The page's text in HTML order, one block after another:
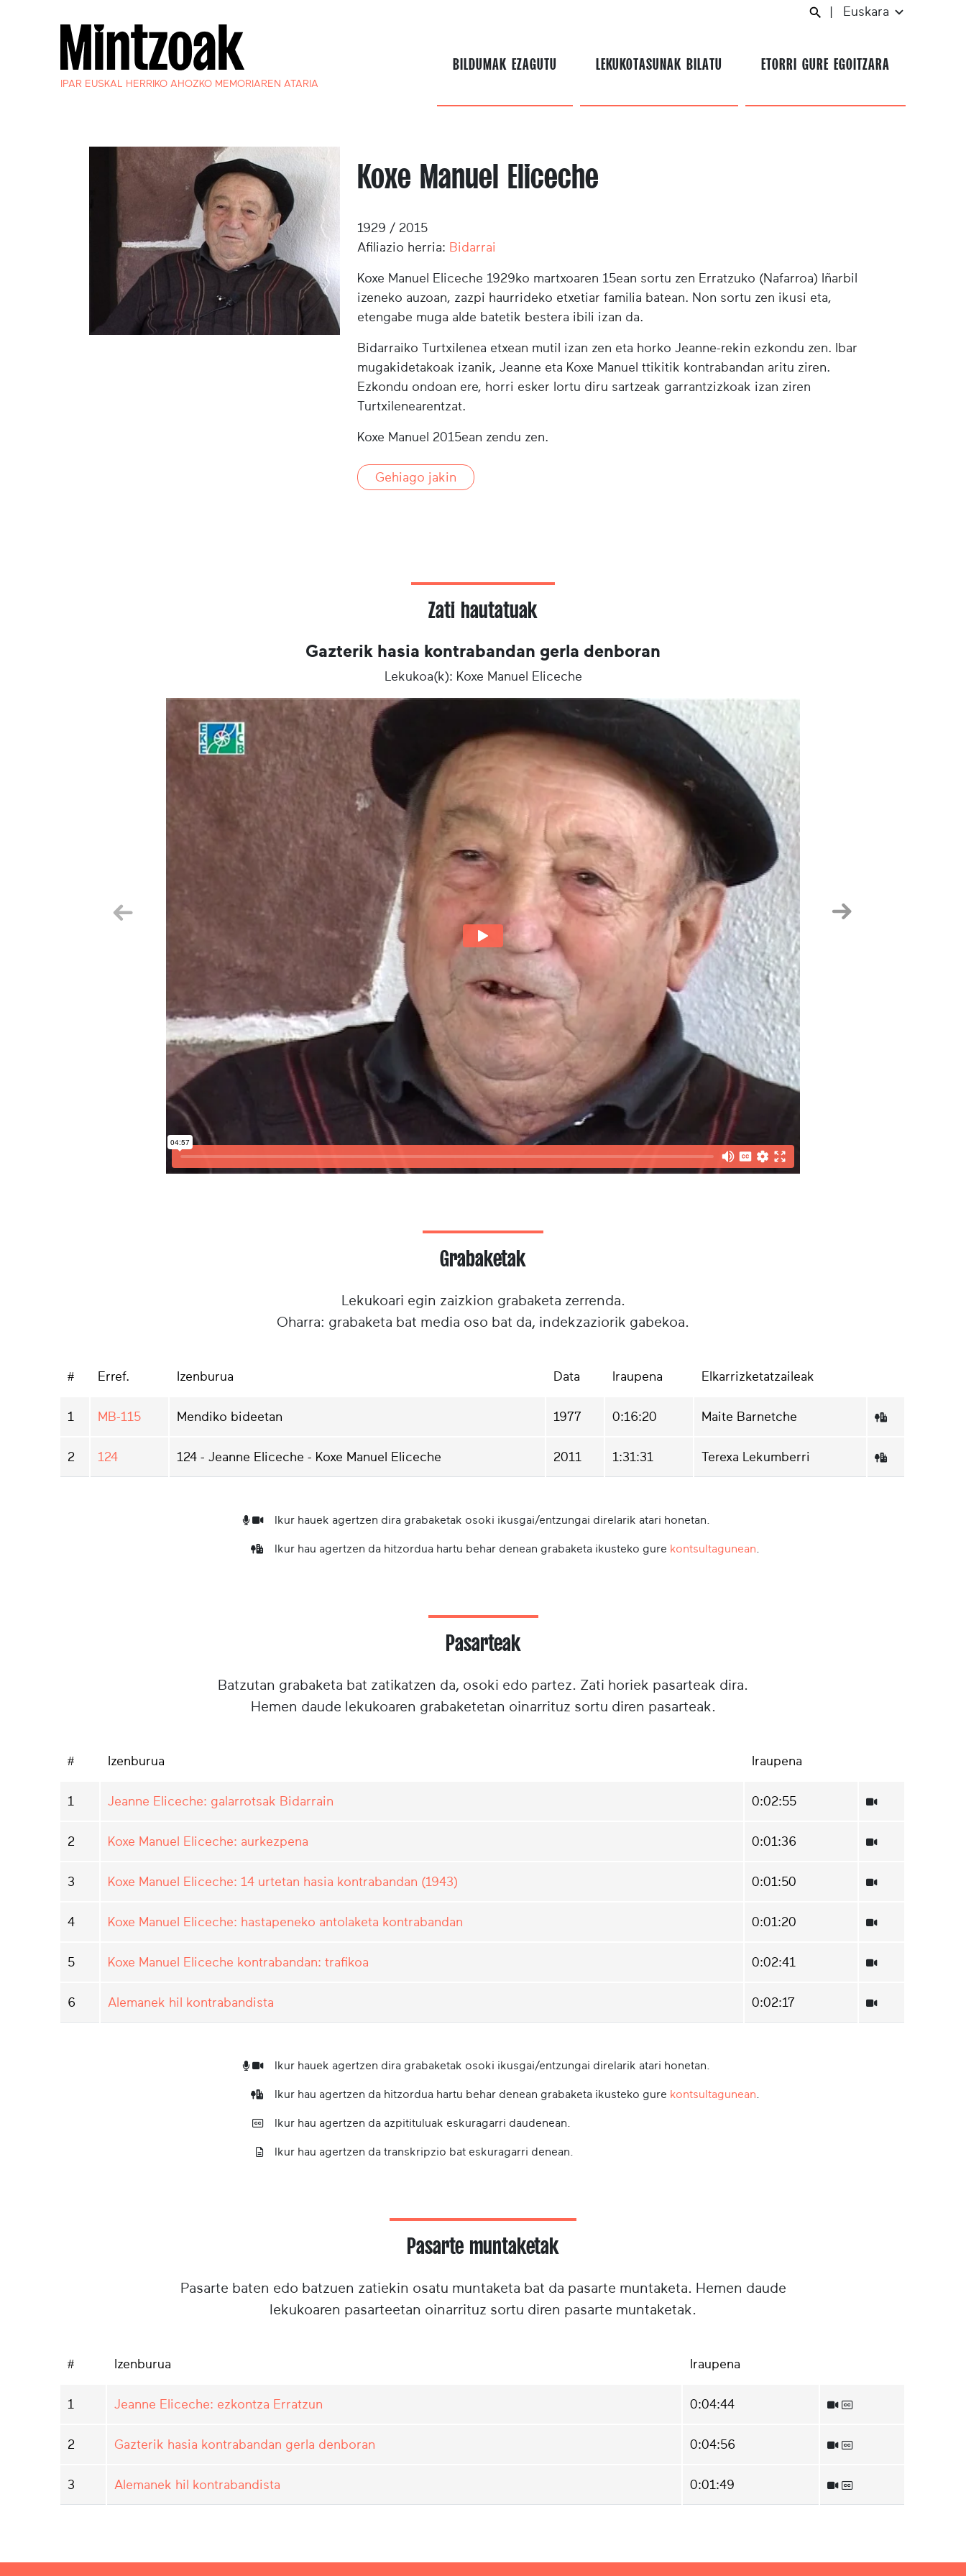
IPAR EUSKAL HERRIKO AHOZKO MEMORIAREN ATARIA
Euskara
BILDUMAK EZAGUTU LEKUKOTASUNAK BILATU ETORRI GURE EGOITZARA
Koxe Manuel Eliceche
1929 / 2015
Afiliazio herria: Bidarrai
Koxe Manuel Eliceche 1929ko martxoaren 15ean sortu zen Erratzuko (Nafarroa) Iñarbil
izeneko auzoan, zazpi haurrideko etxetiar familia batean. Non sortu zen ikusi eta,
etengabe muga alde batetik bestera ibili izan da.
Bidarraiko Turtxilenea etxean mutil izan zen eta horko Jeanne-rekin ezkondu zen. Ibar
mugakidetakoak izanik, Jeanne eta Koxe Manuel ttikitik kontrabandan aritu ziren.
Ezkondu ondoan ere, horri esker lortu diru sartzeak garrantzizkoak izan ziren
Turtxilenearentzat.
Koxe Manuel 2015ean zendu zen.
Gehiago jakin
Zati hautatuak
Gazterik hasia kontrabandan gerla denboran
Lekukoa(k): Koxe Manuel Eliceche
Aurrekoa Hurrengoa
Grabaketak
Lekukoari egin zaizkion grabaketa zerrenda.
Oharra: grabaketa bat media oso bat da, indekzaziorik gabekoa.
# Erref. Izenburua Data Iraupena Elkarrizketatzaileak
1 MB-115 Mendiko bideetan 1977 0:16:20 Maite Barnetche
2 124 124 - Jeanne Eliceche - Koxe Manuel Eliceche 2011 1:31:31 Terexa Lekumberri
Ikur hauek agertzen dira grabaketak osoki ikusgai/entzungai direlarik atari honetan.
Ikur hau agertzen da hitzordua hartu behar denean grabaketa ikusteko gure kontsultagunean
Pasarteak
Batzutan grabaketa bat zatikatzen da, osoki edo partez. Zati horiek pasarteak dira.
Hemen daude lekukoaren grabaketetan oinarrituz sortu diren pasarteak.
# Izenburua Iraupena
1 Jeanne Eliceche: galarrotsak Bidarrain 0:02:55
2 Koxe Manuel Eliceche: aurkezpena 0:01:36
3 Koxe Manuel Eliceche: 14 urtetan hasia kontrabandan (1943) 0:01:50
4 Koxe Manuel Eliceche: hastapeneko antolaketa kontrabandan 0:01:20
5 Koxe Manuel Eliceche kontrabandan: trafikoa 0:02:41
6 Alemanek hil kontrabandista 0:02:17
Ikur hauek agertzen dira grabaketak osoki ikusgai/entzungai direlarik atari honetan.
Ikur hau agertzen da hitzordua hartu behar denean grabaketa ikusteko gure kontsultagunean
Ikur hau agertzen da azpitituluak eskuragarri daudenean.
Ikur hau agertzen da transkripzio bat eskuragarri denean.
Pasarte muntaketak
Pasarte baten edo batzuen zatiekin osatu muntaketa bat da pasarte muntaketa. Hemen daude
lekukoaren pasarteetan oinarrituz sortu diren pasarte muntaketak.
# Izenburua Iraupena
1 Jeanne Eliceche: ezkontza Erratzun 0:04:44
2 Gazterik hasia kontrabandan gerla denboran 0:04:56
3 Alemanek hil kontrabandista 0:01:49